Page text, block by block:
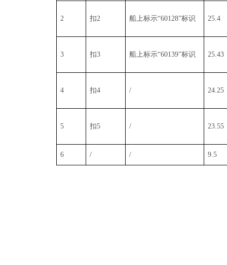
2 扣2 船上标示“60128”标识 25.4
3 扣3 船上标示“60139”标识 25.43
4 扣4 / 24.25
5 扣5 / 23.55
6 / / 9.5